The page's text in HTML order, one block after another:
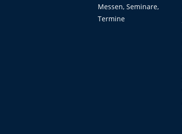
Messen, Seminare,
Termine